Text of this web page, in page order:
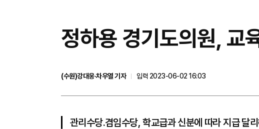
정하용 경기도의원, 교
(수원)강대웅·차우열 기자
입력 2023-06-02 16:03
관리수당․겸임수당, 학교급과 신분에 따라 지급 달